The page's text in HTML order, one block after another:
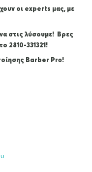
οι experts μας, με
στις λύσουμε! Βρες
2810-331321!
Barber Pro!